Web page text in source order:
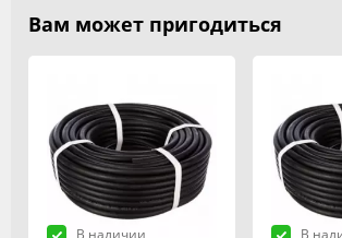
Вам может пригодиться
В наличии
В